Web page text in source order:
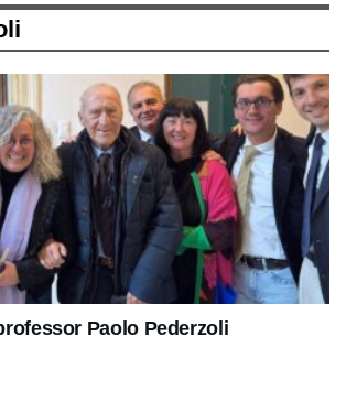
Paolo Pederzoli